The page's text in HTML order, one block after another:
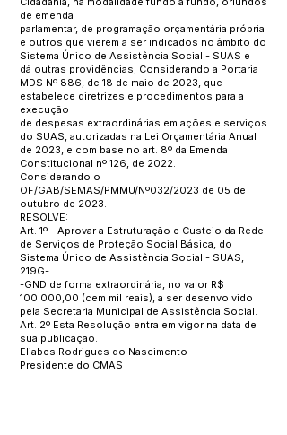
de emenda
parlamentar, de programação orçamentária própria
e outros que vierem a ser indicados no âmbito do
Sistema Único de Assistência Social - SUAS e
dá outras providências; Considerando a Portaria
MDS Nº 886, de 18 de maio de 2023, que
estabelece diretrizes e procedimentos para a
execução
de despesas extraordinárias em ações e serviços
do SUAS, autorizadas na Lei Orçamentária Anual
de 2023, e com base no art. 8º da Emenda
Constitucional nº 126, de 2022.
Considerando o
OF/GAB/SEMAS/PMMU/Nº032/2023 de 05 de
outubro de 2023.
RESOLVE:
Art. 1º - Aprovar a Estruturação e Custeio da Rede
de Serviços de Proteção Social Básica, do
Sistema Único de Assistência Social - SUAS,
219G-
-GND de forma extraordinária, no valor R$
100.000,00 (cem mil reais), a ser desenvolvido
pela Secretaria Municipal de Assistência Social.
Art. 2º Esta Resolução entra em vigor na data de
sua publicação.
Eliabes Rodrigues do Nascimento
Presidente do CMAS